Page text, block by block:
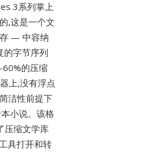
3系列掌上
,这是一个文
— 中容纳
的字节序列
60%的压缩
上,没有浮点
洁性前提下
小说。该格
压缩文学库
具打开和转